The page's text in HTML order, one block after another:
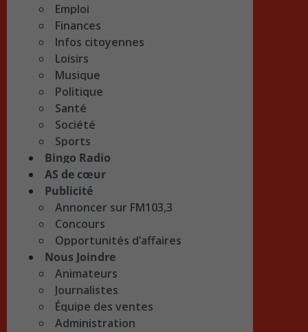
Emploi
Finances
Infos citoyennes
Loisirs
Musique
Politique
Santé
Société
Sports
Bingo Radio
AS de cœur
Publicité
Annoncer sur FM103,3
Concours
Opportunités d’affaires
Nous Joindre
Animateurs
Journalistes
Équipe des ventes
Administration